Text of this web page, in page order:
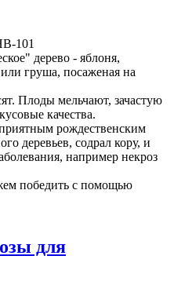
101
дерево - яблоня,
груша, посаженая на
Плоды мельчают, зачастую
качества.
рождественским
деревьев, содрал кору, и
например некроз
победить с помощью
для